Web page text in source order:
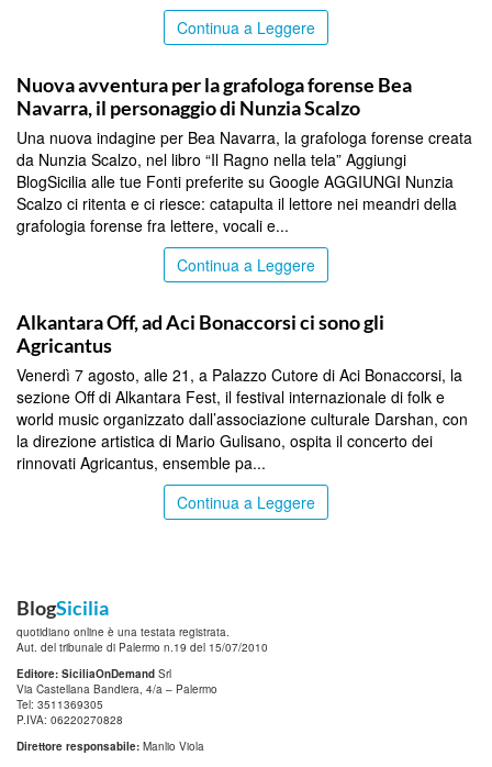
Continua a Leggere
Nuova avventura per la grafologa forense Bea
Navarra, il personaggio di Nunzia Scalzo
Una nuova indagine per Bea Navarra, la grafologa forense creata
da Nunzia Scalzo, nel libro “Il Ragno nella tela” Aggiungi
BlogSicilia alle tue Fonti preferite su Google AGGIUNGI Nunzia
Scalzo ci ritenta e ci riesce: catapulta il lettore nei meandri della
grafologia forense fra lettere, vocali e...
Continua a Leggere
Alkantara Off, ad Aci Bonaccorsi ci sono gli
Agricantus
Venerdì 7 agosto, alle 21, a Palazzo Cutore di Aci Bonaccorsi, la
sezione Off di Alkantara Fest, il festival internazionale di folk e
world music organizzato dall’associazione culturale Darshan, con
la direzione artistica di Mario Gulisano, ospita il concerto dei
rinnovati Agricantus, ensemble pa...
Continua a Leggere
BlogSicilia
quotidiano online è una testata registrata.
Aut. del tribunale di Palermo n.19 del 15/07/2010
Editore: SiciliaOnDemand Srl
Via Castellana Bandiera, 4/a – Palermo
Tel: 3511369305
P.IVA: 06220270828
Direttore responsabile: Manlio Viola